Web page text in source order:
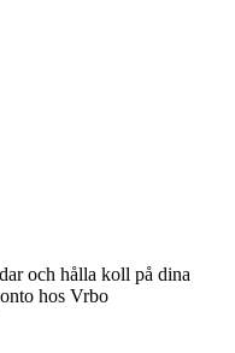
och hålla koll på dina
hos Vrbo